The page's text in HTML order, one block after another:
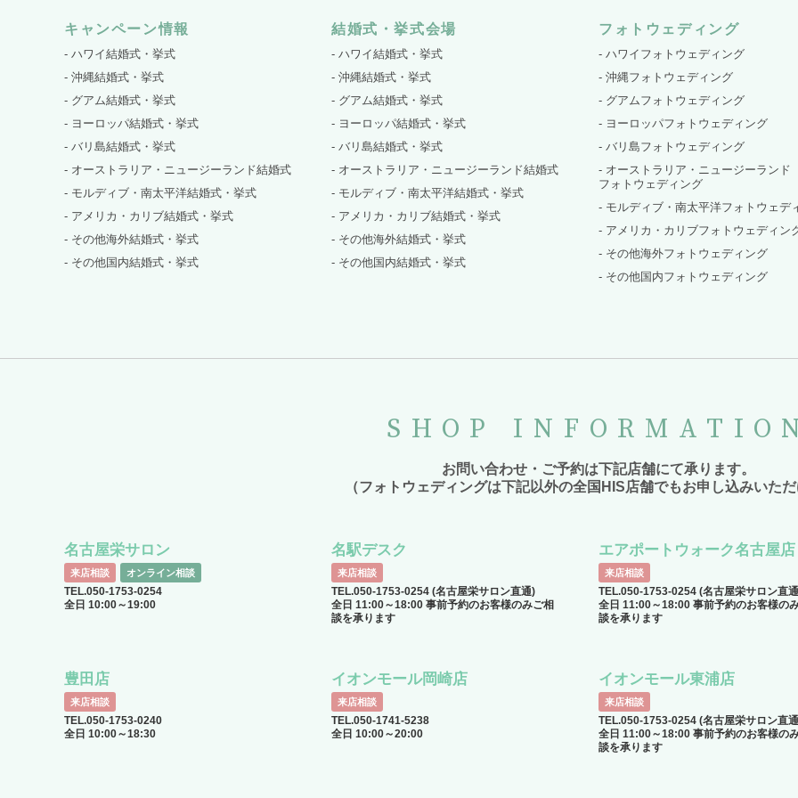
キャンペーン情報
- ハワイ結婚式・挙式
- 沖縄結婚式・挙式
- グアム結婚式・挙式
- ヨーロッパ結婚式・挙式
- バリ島結婚式・挙式
- オーストラリア・ニュージーランド結婚式
- モルディブ・南太平洋結婚式・挙式
- アメリカ・カリブ結婚式・挙式
- その他海外結婚式・挙式
- その他国内結婚式・挙式
結婚式・挙式会場
- ハワイ結婚式・挙式
- 沖縄結婚式・挙式
- グアム結婚式・挙式
- ヨーロッパ結婚式・挙式
- バリ島結婚式・挙式
- オーストラリア・ニュージーランド結婚式
- モルディブ・南太平洋結婚式・挙式
- アメリカ・カリブ結婚式・挙式
- その他海外結婚式・挙式
- その他国内結婚式・挙式
フォトウェディング
- ハワイフォトウェディング
- 沖縄フォトウェディング
- グアムフォトウェディング
- ヨーロッパフォトウェディング
- バリ島フォトウェディング
- オーストラリア・ニュージーランド
フォトウェディング
- モルディブ・南太平洋フォトウェデ
- アメリカ・カリブフォトウェディン
- その他海外フォトウェディング
- その他国内フォトウェディング
SHOP
お問い合わせ・ご予約は下記店舗にて承ります。
（フォトウェディングは下記以外の全国HIS店舗でもお申し込みいた
名古屋栄サロン
来店相談 オンライン相談
TEL.050-1753-0254
全日 10:00～19:00
名駅デスク
来店相談
TEL.050-1753-0254 (名古屋栄サロン直通)
全日 11:00～18:00 事前予約のお客様のみご相
談を承ります
エアポートウォーク名古屋店
来店相談
TEL.050-1753-0254 (名古屋栄サロン直
全日 11:00～18:00 事前予約のお客様の
談を承ります
豊田店
来店相談
TEL.050-1753-0240
全日 10:00～18:30
イオンモール岡崎店
来店相談
TEL.050-1741-5238
全日 10:00～20:00
イオンモール東浦店
来店相談
TEL.050-1753-0254 (名古屋栄サロン直
全日 11:00～18:00 事前予約のお客様の
談を承ります